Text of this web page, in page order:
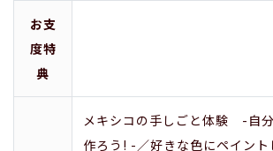
お支
度特
典
メキシコの手しごと体験 -自
作ろう! -／好きな色にペイント